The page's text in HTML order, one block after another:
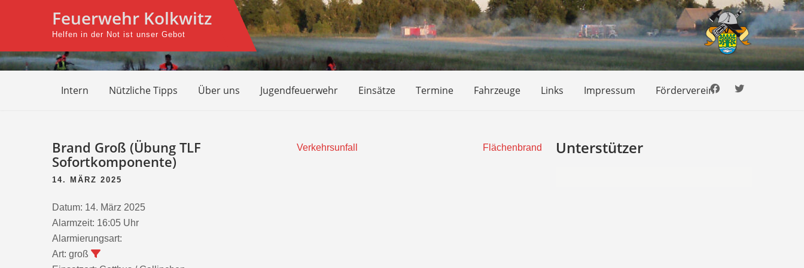
Feuerwehr Kolkwitz
Helfen in der Not ist unser Gebot
Intern Nützliche Tipps Über uns Jugendfeuerwehr Einsätze Termine Fahrzeuge Links Impressum Förderverein
Brand Groß (Übung TLF
Sofortkomponente)
14. MÄRZ 2025
Datum: 14. März 2025
Alarmzeit: 16:05 Uhr
Alarmierungsart:
Art: groß
Beitragsnavigation Verkehrsunfall Flächenbrand Unterstützer